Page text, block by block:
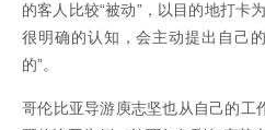
的客人比较“被动”，以目的地打卡
很明确的认知，会主动提出自己
的”。
哥伦比亚导游庾志坚也从自己的工